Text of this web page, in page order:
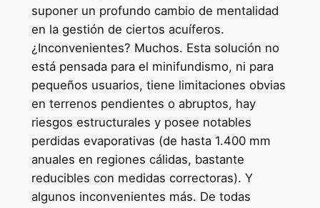
suponer un profundo cambio de mentalidad
en la gestión de ciertos acuíferos.
¿Inconvenientes? Muchos. Esta solución no
está pensada para el minifundismo, ni para
pequeños usuarios, tiene limitaciones obvias
en terrenos pendientes o abruptos, hay
riesgos estructurales y posee notables
perdidas evaporativas (de hasta 1.400 mm
anuales en regiones cálidas, bastante
reducibles con medidas correctoras). Y
algunos inconvenientes más. De todas